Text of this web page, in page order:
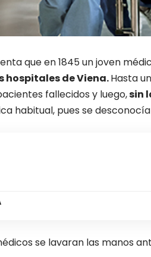
que en 1845 un joven
hospitales de Viena.Hasta
fallecidos y luego,sin
habitual, pues se
se lavaran las manos